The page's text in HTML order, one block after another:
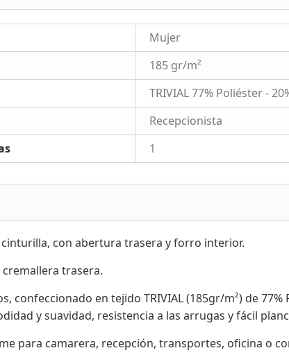
Mujer
185 gr/m²
TRIVIAL 77% Poliéster -
Recepcionista
1
cinturilla, con abertura trasera y forro interior.
trasera.
confeccionado en tejido TRIVIAL (185gr/m²) de
y suavidad, resistencia a las arrugas y fácil
para camarera, recepción, transportes, oficina o